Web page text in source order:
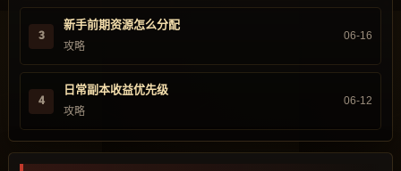
3
新手前期资源怎么分配
攻略
06-16
4
日常副本收益优先级
攻略
06-12